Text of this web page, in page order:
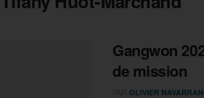
Gangwon
de mission
OLIVIER